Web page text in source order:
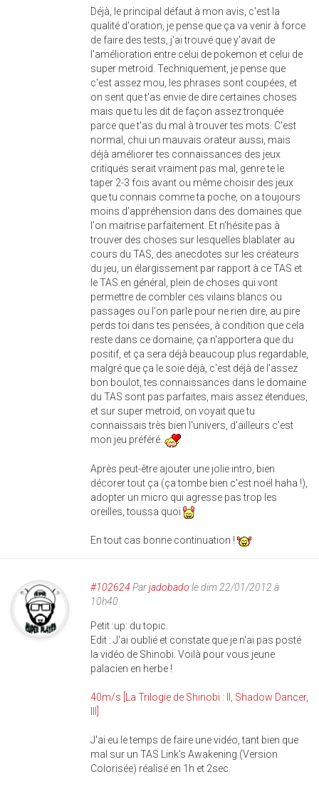
Déjà, le principal défaut à mon avis, c'est la
qualité d'oration, je pense que ça va venir à force
de faire des tests, j'ai trouvé que y'avait de
l'amélioration entre celui de pokemon et celui de
super metroid. Techniquement, je pense que
c'est assez mou, les phrases sont coupées, et
on sent que t'as envie de dire certaines choses
mais que tu les dit de façon assez tronquée
parce que t'as du mal à trouver tes mots. C'est
normal, chui un mauvais orateur aussi, mais
déjà améliorer tes connaissances des jeux
critiqués serait vraiment pas mal, genre te le
taper 2-3 fois avant ou même choisir des jeux
que tu connais comme ta poche, on a toujours
moins d’appréhension dans des domaines que
l'on maitrise parfaitement. Et n'hésite pas à
trouver des choses sur lesquelles blablater au
cours du TAS, des anecdotes sur les créateurs
du jeu, un élargissement par rapport à ce TAS et
le TAS en général, plein de choses qui vont
permettre de combler ces vilains blancs ou
passages ou l'on parle pour ne rien dire, au pire
perds toi dans tes pensées, à condition que cela
reste dans ce domaine, ça n'apportera que du
positif, et ça sera déjà beaucoup plus regardable,
malgré que ça le soie déjà, c'est déjà de l'assez
bon boulot, tes connaissances dans le domaine
du TAS sont pas parfaites, mais assez étendues,
et sur super metroid, on voyait que tu
connaissais très bien l'univers, d'ailleurs c'est
mon jeu préféré.
Après peut-être ajouter une jolie intro, bien
décorer tout ça (ça tombe bien c'est noël haha !),
adopter un micro qui agresse pas trop les
oreilles, toussa quoi
En tout cas bonne continuation !
#102624 Parjadobado le dim 22/01/2012 à
10h40
Petit :up: du topic.
Edit : J'ai oublié et constate que je n'ai pas posté
la vidéo de Shinobi. Voilà pour vous jeune
palacien en herbe !
40m/s [La Trilogie de Shinobi : II, Shadow Dancer,
J'ai eu le temps de faire une vidéo, tant bien que
mal sur un TAS Link's Awakening (Version
Colorisée) réalisé en 1h et 2sec.